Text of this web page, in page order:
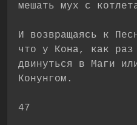
мешать мух с
И возвращаясь к
что у Кона, как раз
двинуться в Маги
Конунгом.
47